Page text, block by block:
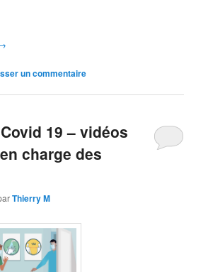
un commentaire
19 – vidéos
charge des
Thierry M